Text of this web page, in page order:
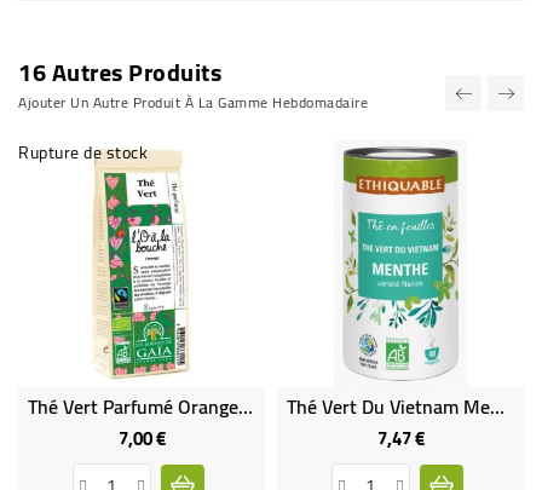
16 Autres Produits
Ajouter Un Autre Produit À La Gamme Hebdomadaire
Rupture de stock
Thé Vert Parfumé Orange Bio & Équitable
7,00 €Prix
Thé Vert Du Vietnam Menthe Bio
7,47 €Prix